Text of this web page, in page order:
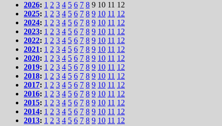
2026: 1 2 3 4 5 6 7 8 9 10 11 12
2025: 1 2 3 4 5 6 7 8 9 10 11 12
2024: 1 2 3 4 5 6 7 8 9 10 11 12
2023: 1 2 3 4 5 6 7 8 9 10 11 12
2022: 1 2 3 4 5 6 7 8 9 10 11 12
2021: 1 2 3 4 5 6 7 8 9 10 11 12
2020: 1 2 3 4 5 6 7 8 9 10 11 12
2019: 1 2 3 4 5 6 7 8 9 10 11 12
2018: 1 2 3 4 5 6 7 8 9 10 11 12
2017: 1 2 3 4 5 6 7 8 9 10 11 12
2016: 1 2 3 4 5 6 7 8 9 10 11 12
2015: 1 2 3 4 5 6 7 8 9 10 11 12
2014: 1 2 3 4 5 6 7 8 9 10 11 12
2013: 1 2 3 4 5 6 7 8 9 10 11 12